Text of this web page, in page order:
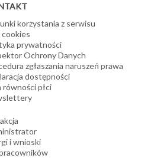
korzystania z serwisu
cookies
prywatności
Ochrony Danych
zgłaszania naruszeń prawa
dostępności
równości płci
i wnioski